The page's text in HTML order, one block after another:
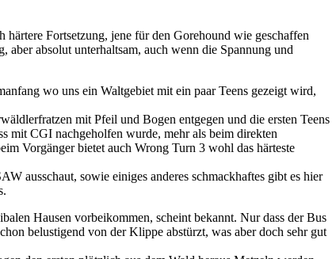
Fortsetzung, jene für den Gorehound wie geschaffen
absolut unterhaltsam, auch wenn die Spannung und
wo uns ein Waltgebiet mit ein paar Teens gezeigt wird,
mit Pfeil und Bogen entgegen und die ersten Teens
mit CGI nachgeholfen wurde, mehr als beim direkten
Vorgänger bietet auch Wrong Turn 3 wohl das härteste
ausschaut, sowie einiges anderes schmackhaftes gibt es hier
Hausen vorbeikommen, scheint bekannt. Nur dass der Bus
belustigend von der Klippe abstürzt, was aber doch sehr gut